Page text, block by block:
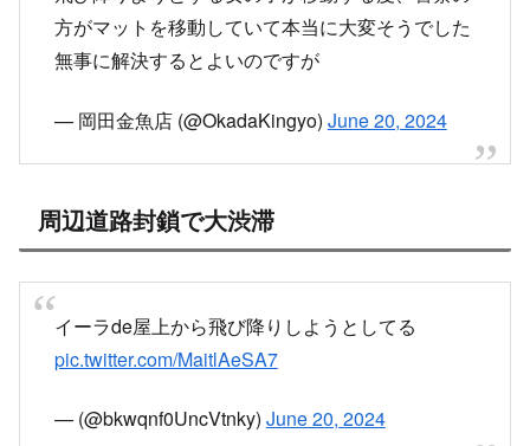
方がマットを移動していて本当に大変そうでした
無事に解決するとよいのですが
— 岡田金魚店 (@OkadaKingyo) June 20, 2024
周辺道路封鎖で大渋滞
イーラde屋上から飛び降りしようとしてる
pic.twitter.com/MaitlAeSA7
— (@bkwqnf0UncVtnky) June 20, 2024